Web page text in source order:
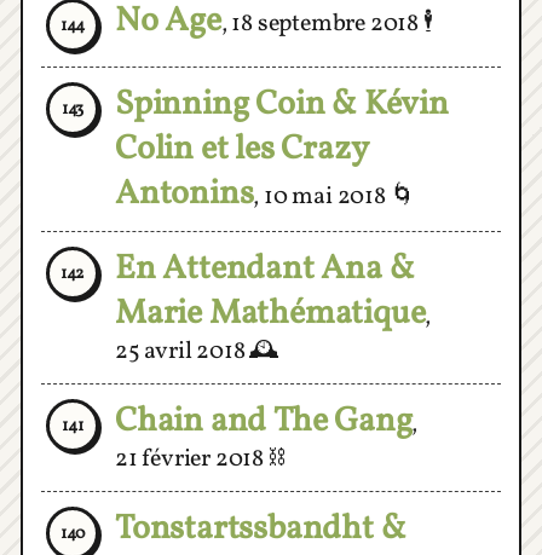
143
Spinning Coin & Kévin
Colin et les Crazy
Antonins,10 mai 2018
142
En Attendant Ana &
Marie Mathématique
25 avril 2018🕰
141 Chain and The Gang,
21 février 2018 ⛓
140
Tonstartssbandht &
Cotillon,24 octobre 2017🤔🎊